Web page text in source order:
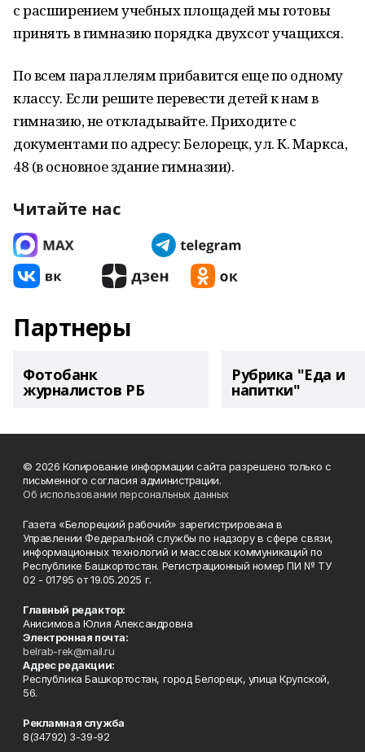
с расширением учебных площадей мы готовы
принять в гимназию порядка двухсот учащихся.
По всем параллелям прибавится еще по одному
классу. Если решите перевести детей к нам в
гимназию, не откладывайте. Приходите с
документами по адресу: Белорецк, ул. К. Маркса,
48 (в основное здание гимназии).
Читайте нас
Партнеры
Фотобанк
журналистов РБ
Рубрика "Еда и
напитки"
© 2026 Копирование информации сайта разрешено только с
письменного согласия администрации.
Об использовании персональных данных
Газета «Белорецкий рабочий» зарегистрирована в
Управлении Федеральной службы по надзору в сфере связи,
информационных технологий и массовых коммуникаций по
Республике Башкортостан. Регистрационный номер ПИ № ТУ
02 - 01795 от 19.05.2025 г.
Главный редактор:
Анисимова Юлия Александровна
Электронная почта:
belrab-rek@mail.ru
Адрес редакции:
Республика Башкортостан, город Белорецк, улица Крупской,
56.
Рекламная служба
8(34792) 3-39-92